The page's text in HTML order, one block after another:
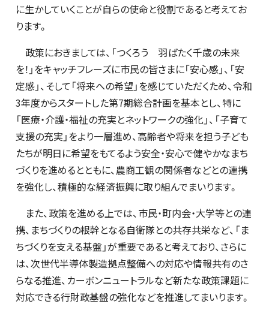
に生かしていくことが自らの使命と役割であると考えてお
ります。
政策におきましては、「つくろう 羽ばたく千歳の未来
を！」をキャッチフレーズに市民の皆さまに「安心感」、「安
定感」、そして「将来への希望」を感じていただくため、令和
3年度からスタートした第7期総合計画を基本とし、特に
「医療・介護・福祉の充実とネットワークの強化」、「子育て
支援の充実」をより一層進め、高齢者や将来を担う子ども
たちが明日に希望をもてるよう安全・安心で健やかなまち
づくりを進めるとともに、農商工観の関係者などとの連携
を強化し、積極的な経済振興に取り組んでまいります。
また、政策を進める上では、市民・町内会・大学等との連
携、まちづくりの根幹となる自衛隊との共存共栄など、「ま
ちづくりを支える基盤」が重要であると考えており、さらに
は、次世代半導体製造拠点整備への対応や情報共有のさ
らなる推進、カーボンニュートラルなど新たな政策課題に
対応できる行財政基盤の強化などを推進してまいります。